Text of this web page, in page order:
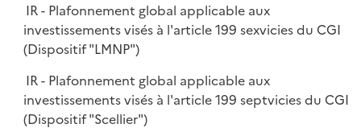
IR - Plafonnement global applicable aux
investissements visés à l'article 199 sexvicies du CGI
(Dispositif "LMNP")
IR - Plafonnement global applicable aux
investissements visés à l'article 199 septvicies du CGI
(Dispositif "Scellier")